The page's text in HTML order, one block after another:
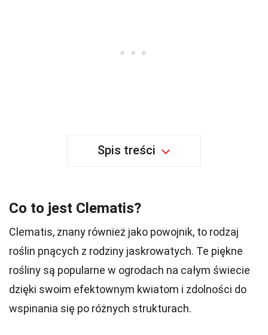
Spis treści
Co to jest Clematis?
Clematis, znany również jako powojnik, to rodzaj
roślin pnących z rodziny jaskrowatych. Te piękne
rośliny są popularne w ogrodach na całym świecie
dzięki swoim efektownym kwiatom i zdolności do
wspinania się po różnych strukturach.